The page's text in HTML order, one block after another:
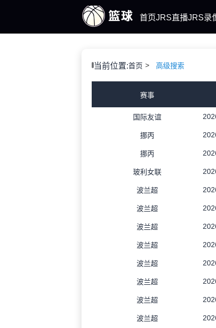
首页JRS直播JRS录
当前位置:首页 高级搜索
赛事
国际友谊
挪丙
挪丙
玻利女联
波兰超
波兰超
波兰超
波兰超
波兰超
波兰超
波兰超
波兰超